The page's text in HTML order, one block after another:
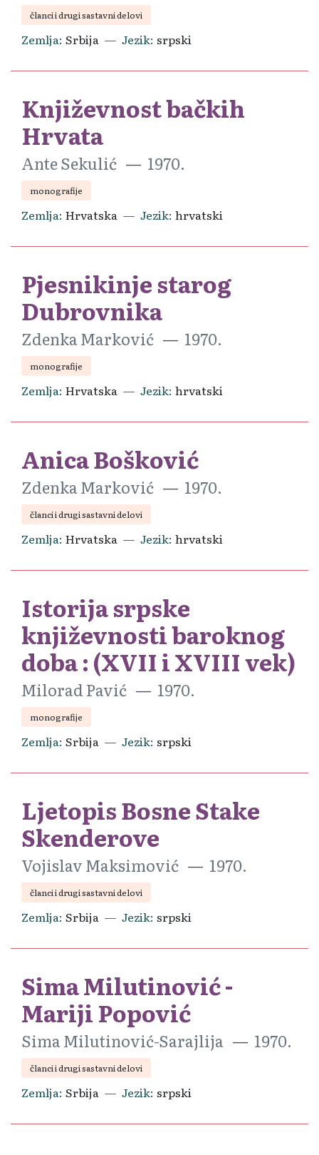
članci i drugi sastavni delovi
Zemlja Srbija Jezik srpski
Književnost bačkih
Hrvata
Ante Sekulić 1970.
monografije
Zemlja Hrvatska Jezik hrvatski
Pjesnikinje starog
Dubrovnika
Zdenka Marković 1970.
monografije
Zemlja Hrvatska Jezik hrvatski
Anica Bošković
Zdenka Marković 1970.
članci i drugi sastavni delovi
Zemlja Hrvatska Jezik hrvatski
Istorija srpske
književnosti baroknog
doba : (XVII i XVIII vek)
Milorad Pavić 1970.
monografije
Zemlja Srbija Jezik srpski
Ljetopis Bosne Stake
Skenderove
Vojislav Maksimović 1970.
članci i drugi sastavni delovi
Zemlja Srbija Jezik srpski
Sima Milutinović -
Mariji Popović
Sima Milutinović-Sarajlija 1970.
članci i drugi sastavni delovi
Zemlja Srbija Jezik srpski